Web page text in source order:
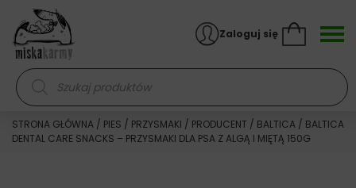
Skocz do treści
Wyszukiwarka produktów
Zaloguj się
STRONA GŁÓWNA / PIES / PRZYSMAKI / PRODUCENT / BALTICA / BALTICA
DENTAL CARE SNACKS – PRZYSMAKI DLA PSA Z ALGĄ I MIĘTĄ 150G